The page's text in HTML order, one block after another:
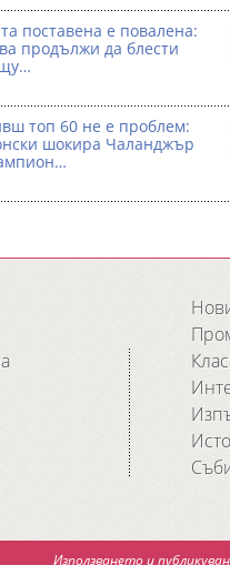
поставена е повалена:
продължи да блести
топ 60 не е проблем:
шокира Чаланджър
Използването и